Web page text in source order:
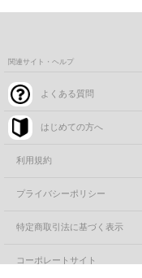
関連サイト・ヘルプ
よくある質問
はじめての方へ
利用規約
プライバシーポリシー
特定商取引法に基づく表示
コーポレートサイト